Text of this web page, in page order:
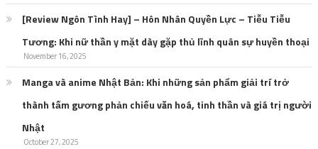
[Review Ngôn Tình Hay] – Hôn Nhân Quyền Lực – Tiễu Tiễu
Tương: Khi nữ thần y mặt dày gặp thủ lĩnh quân sự huyền thoại
November 16, 2025
Manga và anime Nhật Bản: Khi những sản phẩm giải trí trở
thành tấm gương phản chiếu văn hoá, tinh thần và giá trị người
Nhật
October 27, 2025